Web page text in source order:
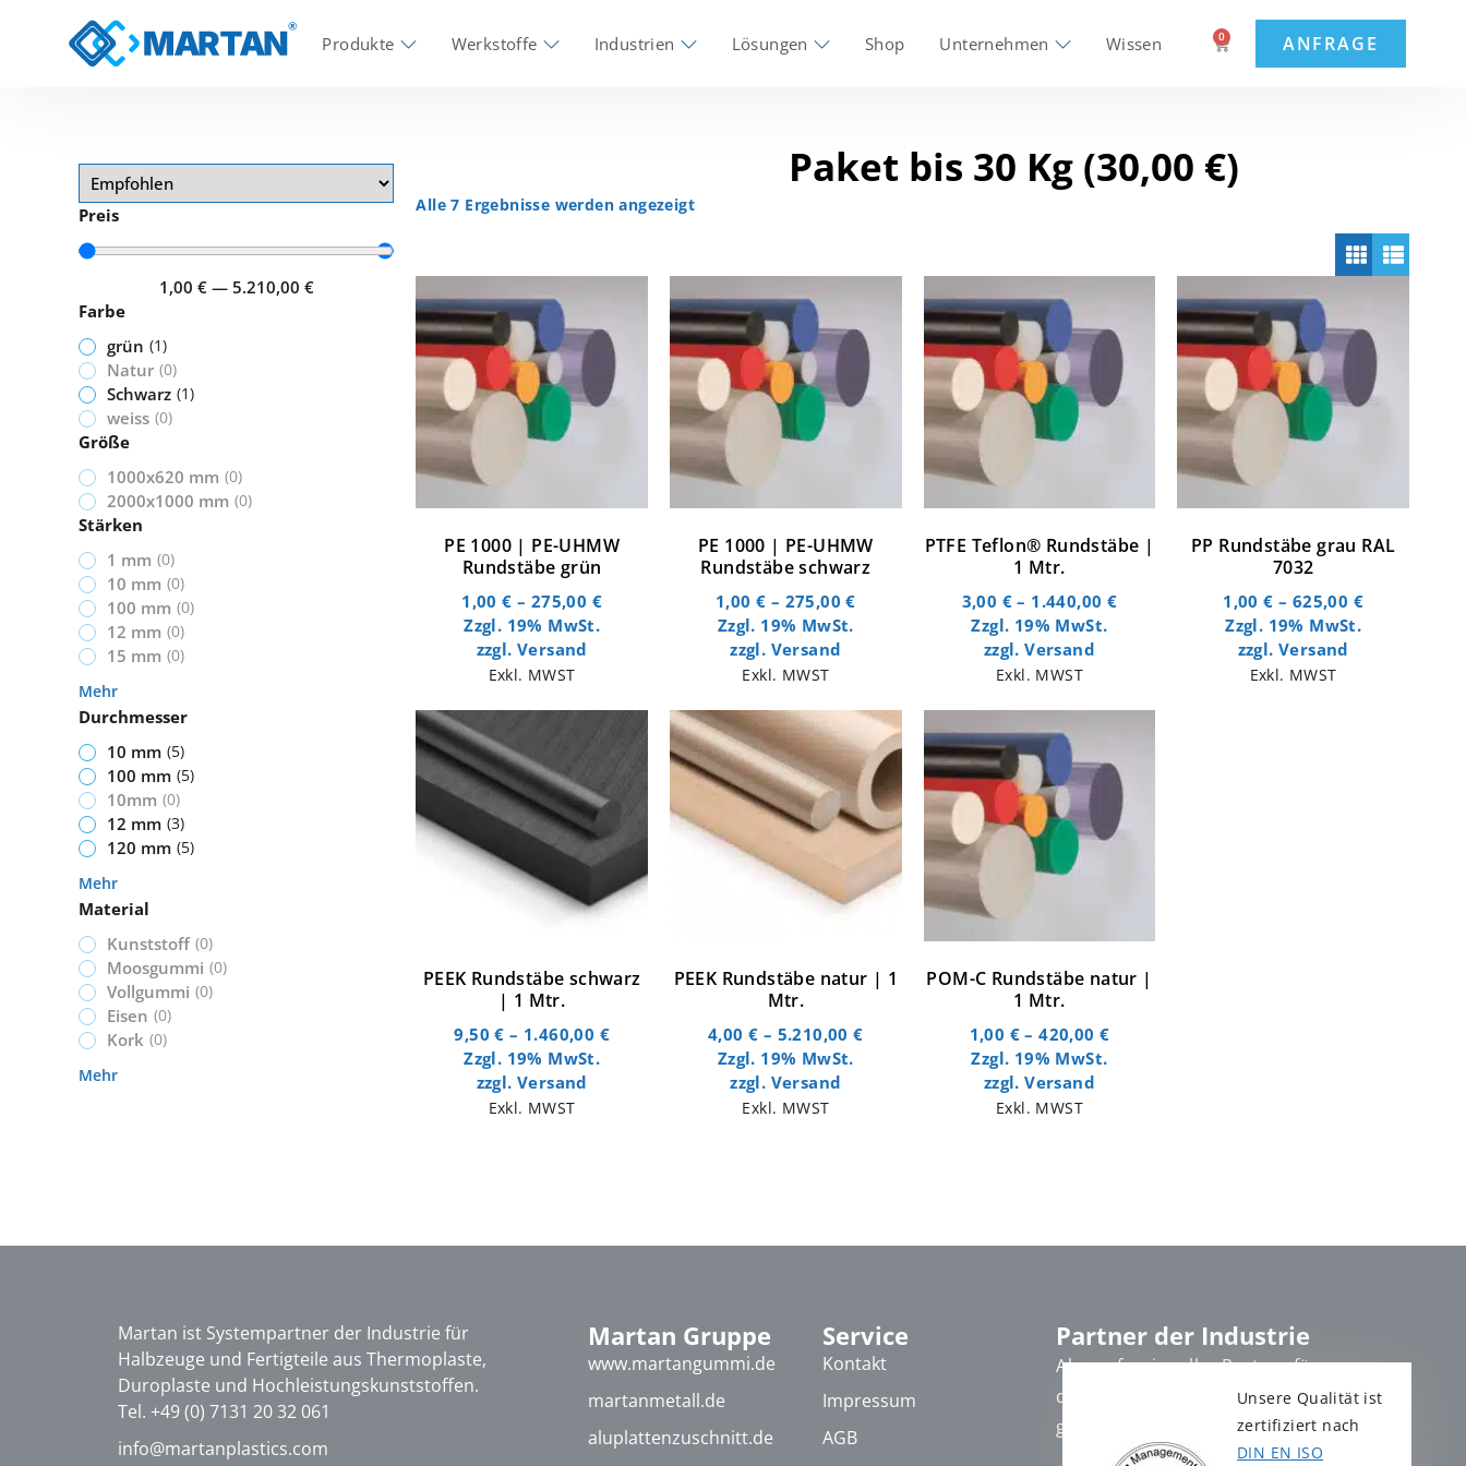
Produkte Werkstoffe Industrien Lösungen Shop Unternehmen Wissen 0 ANFRAGE
Preis
1,00 €— 5.210,00 €
Farbe
grün (1)
Natur (0)
Schwarz (1)
weiss (0)
Größe
1000x620 mm (0)
2000x1000 mm (0)
Stärken
1 mm (0)
10 mm (0)
100 mm (0)
12 mm (0)
15 mm (0)
Mehr
Durchmesser
10 mm (5)
100 mm (5)
10mm (0)
12 mm (3)
120 mm (5)
Mehr
Material
Kunststoff (0)
Moosgummi (0)
Vollgummi (0)
Eisen (0)
Kork (0)
Mehr
Paket bis 30 Kg (30,00 €)
Alle 7 Ergebnisse werden angezeigt
PE 1000 | PE-UHMW
Rundstäbe grün
1,00€ – 275,00 €
Zzgl. 19% MwSt.
zzgl. Versand
Exkl. MWST
PE 1000 | PE-UHMW
Rundstäbe schwarz
1,00 € – 275,00€
Zzgl. 19% MwSt.
zzgl. Versand
Exkl. MWST
PTFE Teflon® Rundstäbe |
1 Mtr.
3,00 € – 1.440,00 €
Zzgl. 19% MwSt.
zzgl.Versand
Exkl. MWST
PP Rundstäbe grau RAL
7032
1,00€ – 625,00 €
Zzgl. 19% MwSt.
zzgl. Versand
Exkl. MWST
PEEK Rundstäbe schwarz
| 1 Mtr.
9,50€ – 1.460,00 €
Zzgl. 19% MwSt.
zzgl. Versand
Exkl. MWST
PEEK Rundstäbe natur | 1
Mtr.
4,00 € – 5.210,00€
Zzgl. 19% MwSt.
zzgl. Versand
Exkl. MWST
POM-C Rundstäbe natur |
1 Mtr.
1,00 € –420,00 €
Zzgl. 19% MwSt.
zzgl.Versand
Exkl. MWST
Unsere Qualität ist
zertifiziert nach
DIN EN ISO
Martan ist Systempartner der Industrie für
Halbzeuge und Fertigteile aus Thermoplaste,
Duroplaste und Hochleistungskunststoffen.
Tel. +49 (0) 7131 20 32 061
info@martanplastics.com
Martan Gruppe
www.martangummi.de
martanmetall.de
aluplattenzuschnitt.de
Service
Kontakt
Impressum
AGB
Partner der Industrie
Als professioneller Partner für
die Industrie, stehen wir Ihnen
gern zur Verfügung.